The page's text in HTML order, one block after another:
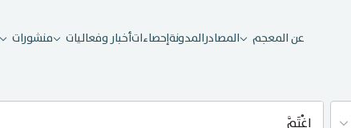
عن المعجم المصادرالمدونةإحصاءاتأخبار وفعاليات منشورات